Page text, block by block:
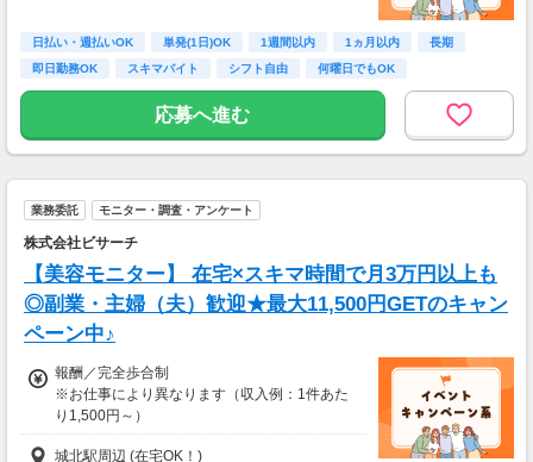
日払い・週払いOK 単発(1日)OK 1週間以内 1ヵ月以内
長期
即日勤務OK
スキマバイト シフト自由 何曜日でもOK
応募へ進む
業務委託 モニター・調査・アンケート
株式会社ビサーチ
【美容モニター】 在宅×スキマ時間で月3万円以上も
◎副業・主婦（夫）歓迎★最大11,500円GETのキャン
ペーン中♪
報酬／完全歩合制
※お仕事により異なります（収入例：1件あた
り1,500円～）
・登録お祝い制度アリ！
城北駅周辺 (在宅OK！)